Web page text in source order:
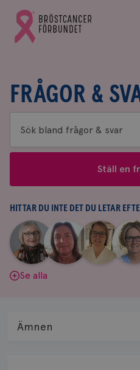
Gå
till
Bröstcancerförbundets
FRÅGOR &
Sök
bland
&
svar
Ställ en
HITTAR DU INTE DET DU LETAR
Aina
Johnsson
|
Anne
Andersson
Fredrika
Killander
|
Se alla
Ämnen